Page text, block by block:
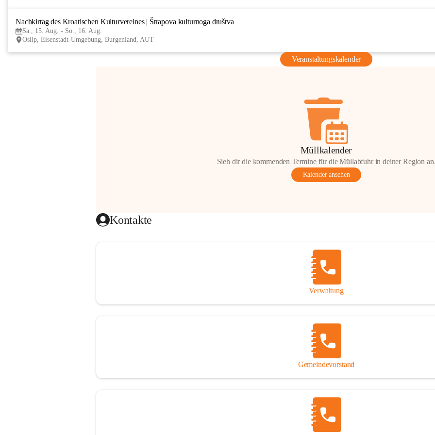
Nachkirtag des Kroatischen Kulturvereines | Štrapova kulturnoga društva
Sa., 15. Aug. - So., 16. Aug.
Oslip, Eisenstadt-Umgebung, Burgenland, AUT
Veranstaltungskalender
Müllkalender
Sieh dir die kommenden Termine für die Müllabfuhr in deiner Region an.
Kalender ansehen
Kontakte
Verwaltung
Gemeindevorstand